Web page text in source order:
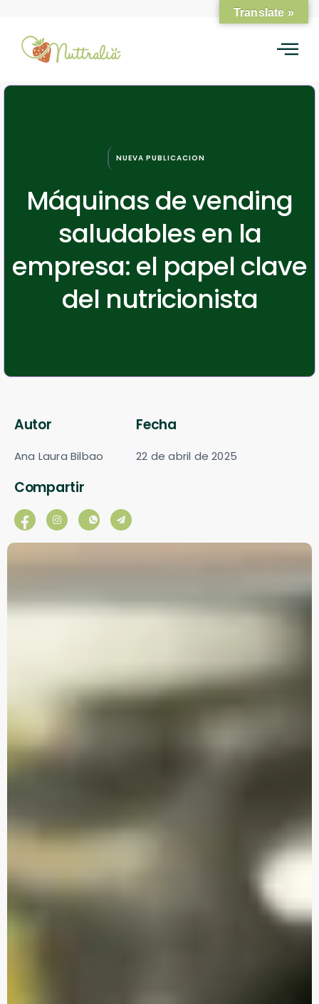
NUEVA PUBLICACION
Máquinas de vending
saludables en la
empresa: el papel clave
del nutricionista
Autor
Ana Laura Bilbao
Fecha
22 de abril de 2025
Compartir
Translate »